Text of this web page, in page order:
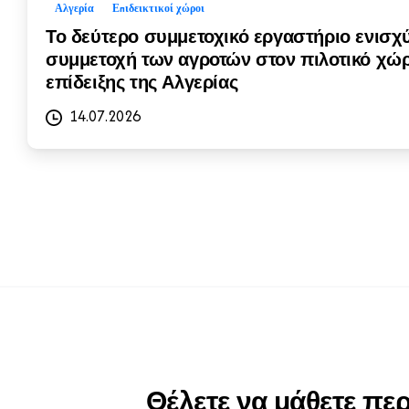
Αλγερία Επιδεικτικοί χώροι
Το δεύτερο συμμετοχικό εργαστήριο
συμμετοχή των αγροτών στον πιλοτικό
επίδειξης της Αλγερίας
14.07.2026
Θέλετε να μάθετε